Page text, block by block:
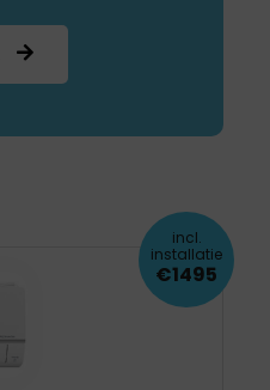
incl.
installatie
€1495